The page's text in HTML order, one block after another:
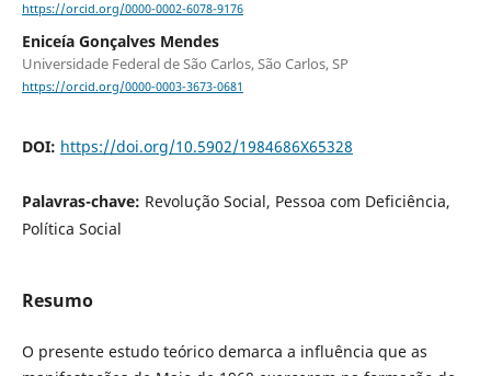
https://orcid.org/0000-0002-6078-9176
Eniceía Gonçalves Mendes
Universidade Federal de São Carlos, São Carlos, SP
https://orcid.org/0000-0003-3673-0681
DOI: https://doi.org/10.5902/1984686X65328
Palavras-chave: Revolução Social, Pessoa com Deficiência,
Política Social
Resumo
O presente estudo teórico demarca a influência que as